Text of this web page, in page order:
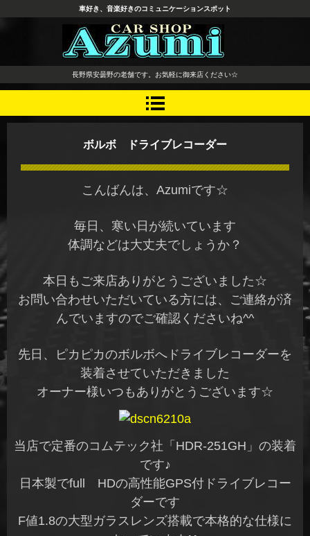
長野県 安曇野市 タイヤ ホ
イール デッドニング カーオ
ーディオ レカロシート
車好き、音楽好きのコミュニケーションスポット
長野県安曇野の老舗です。お気軽に御来店ください☆
ボルボ ドライブレコーダー
こんばんは、Azumiです☆
毎日、寒い日が続いています
体調などは大丈夫でしょうか？
本日もご来店ありがとうございました☆
お問い合わせいただいている方には、ご連絡が済
んでいますのでご確認くださいね^^
先日、ピカピカのボルボへドライブレコーダーを
装着させていただきました
オーナー様いつもありがとうございます☆
当店で定番のコムテック社「HDR-251GH」の装着
です♪
日本製でfull HDの高性能GPS付ドライブレコー
ダーです
F値1.8の大型ガラスレンズ搭載で本格的な仕様に